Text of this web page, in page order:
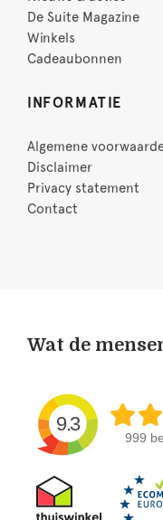
De Suite Magazine
Winkels
Cadeaubonnen
INFORMATIE
Algemene
Disclaimer
Privacy statement
Contact
Wat de
9.3
999